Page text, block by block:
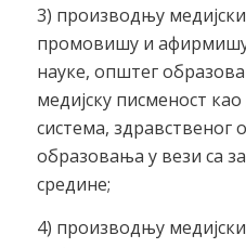
3) производњу
промовишу и
науке, општег
медијску писменост
система, здравственог
образовања у вези са
средине;
4) производњу